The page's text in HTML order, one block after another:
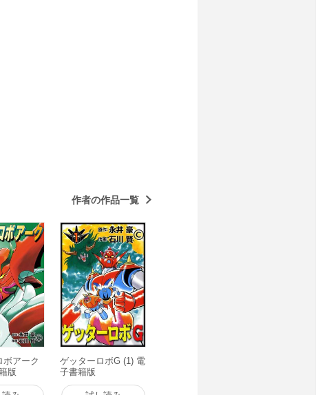
作者の作品一覧
ボアーク
版
ゲッターロボG (1) 電
子書籍版